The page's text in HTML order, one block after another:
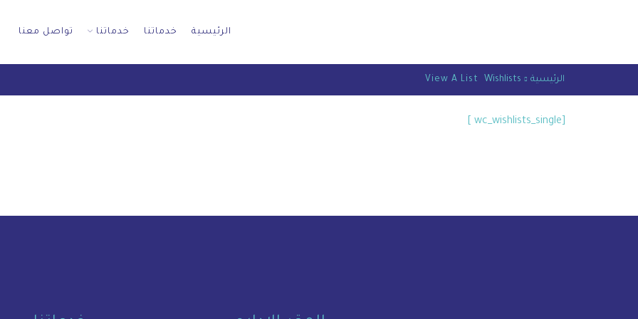
الرئيسية خدماتنا خدماتنا تواصل معنا
الرئيسية Wishlists
View A List
[wc_wishlists_single ]